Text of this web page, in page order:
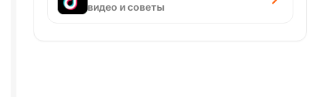
видео и советы